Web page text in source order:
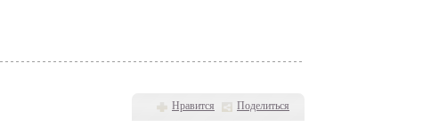
Нравится Поделиться